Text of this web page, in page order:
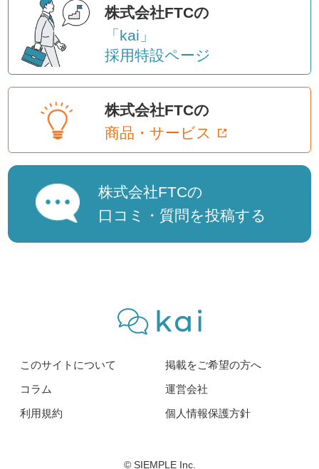
株式会社FTCの
「kai」
採用特設ページ
株式会社FTCの
商品・サービス
株式会社FTCの
口コミ・質問を投稿する
このサイトについて
掲載をご希望の方へ
コラム
運営会社
利用規約
個人情報保護方針
© SIEMPLE Inc.